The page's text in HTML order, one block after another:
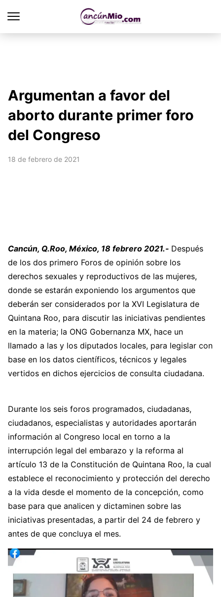
Argumentan a favor del
aborto durante primer foro
del Congreso
18 de febrero de 2021
Cancún, Q.Roo, México, 18 febrero 2021.- Después
de los dos primero Foros de opinión sobre los
derechos sexuales y reproductivos de las mujeres,
donde se estarán exponiendo los argumentos que
deberán ser considerados por la XVI Legislatura de
Quintana Roo, para discutir las iniciativas pendientes
en la materia; la ONG Gobernanza MX, hace un
llamado a las y los diputados locales, para legislar con
base en los datos científicos, técnicos y legales
vertidos en dichos ejercicios de consulta ciudadana.
Durante los seis foros programados, ciudadanas,
ciudadanos, especialistas y autoridades aportarán
información al Congreso local en torno a la
interrupción legal del embarazo y la reforma al
artículo 13 de la Constitución de Quintana Roo, la cual
establece el reconocimiento y protección del derecho
a la vida desde el momento de la concepción, como
base para que analicen y dictaminen sobre las
iniciativas presentadas, a partir del 24 de febrero y
antes de que concluya el mes.